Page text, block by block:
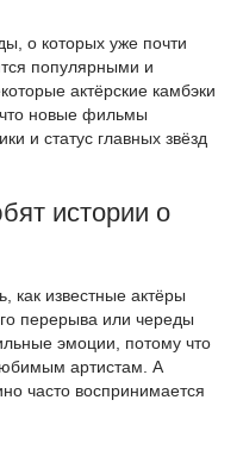
о которых уже почти
популярными и
актёрские камбэки
новые фильмы
и статус главных звёзд
истории о
как известные актёры
перерыва или череды
эмоции, потому что
артистам. А
часто воспринимается